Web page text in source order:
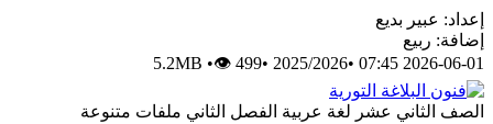
إعداد: عبير بديع
إضافة: ربيع
2026-06-01 07:45
•
2025/2026
•
5.2MB •👁 499
الصف الثاني عشر لغة عربية الفصل الثاني ملفات متنوعة